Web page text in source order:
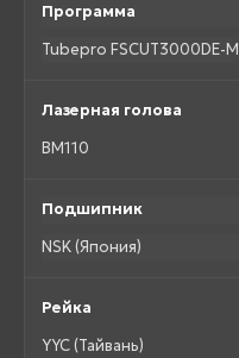
Программа
Tubepro FSCUT3000DE-M
Лазерная голова
BM110
Подшипник
NSK (Япония)
Рейка
YYC (Тайвань)